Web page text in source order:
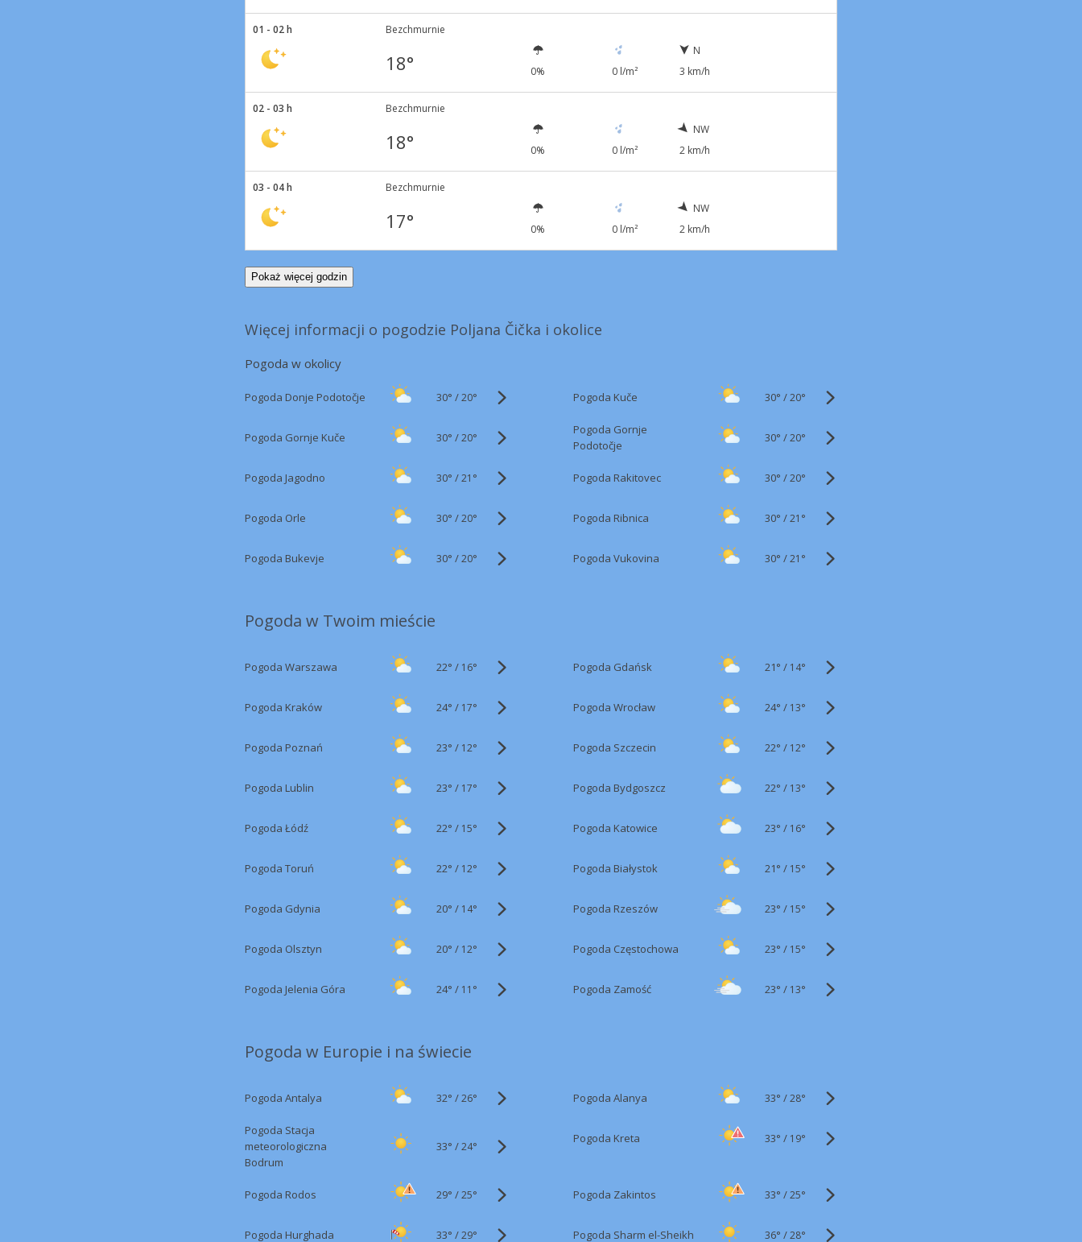
01 - 02 h Bezchmurnie
18° 0% 0 l/m²
N
3 km/h
02 - 03 h Bezchmurnie
18° 0% 0 l/m²
NW
2 km/h
03 - 04 h Bezchmurnie
17° 0% 0 l/m²
NW
2 km/h
Pokaż więcej godzin
Więcej informacji o pogodzie Poljana Čička i okolice
Pogoda w okolicy
Pogoda Donje Podotočje 30° /20° Pogoda Kuče 30° /20°
Pogoda Gornje Kuče 30° /20°
Pogoda Gornje
Podotočje
30° /20°
Pogoda Jagodno 30° /21° Pogoda Rakitovec 30° /20°
Pogoda Orle 30° /20° Pogoda Ribnica 30° /21°
Pogoda Bukevje 30° /20° Pogoda Vukovina 30° /21°
Pogoda w Twoim mieście
Pogoda Warszawa 22° / 16° Pogoda Gdańsk 21° / 14°
Pogoda Kraków 24° / 17° Pogoda Wrocław 24° / 13°
Pogoda Poznań 23° / 12° Pogoda Szczecin 22° / 12°
Pogoda Lublin 23° / 17° Pogoda Bydgoszcz 22° / 13°
Pogoda Łódź 22° / 15° Pogoda Katowice 23° / 16°
Pogoda Toruń 22° / 12° Pogoda Białystok 21° / 15°
Pogoda Gdynia 20° / 14° Pogoda Rzeszów 23° / 15°
Pogoda Olsztyn 20° / 12° Pogoda Częstochowa 23° / 15°
Pogoda Jelenia Góra 24° / 11° Pogoda Zamość 23° / 13°
Pogoda w Europie i na świecie
Pogoda Antalya 32° /26° Pogoda Alanya 33° /28°
Pogoda Stacja
meteorologiczna
Bodrum
33° /24°
Pogoda Kreta 33° / 19°
Pogoda Rodos 29° /25° Pogoda Zakintos 33° /25°
Pogoda Hurghada 33° /29° Pogoda Sharm el-Sheikh 36° /28°